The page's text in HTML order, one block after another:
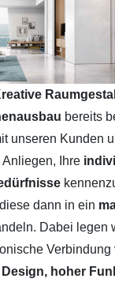
bereits
unseren Kunden
Ihre
dann in ein
Dabei legen
Verbindung
hoher